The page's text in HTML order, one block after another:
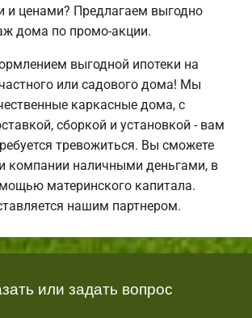
и ценами? Предлагаем выгодно
дома по промо-акции.
выгодной ипотеки на
или садового дома! Мы
каркасные дома, с
сборкой и установкой - вам
тревожиться. Вы сможете
компании наличными деньгами, в
материнского капитала.
нашим партнером.
или задать вопрос